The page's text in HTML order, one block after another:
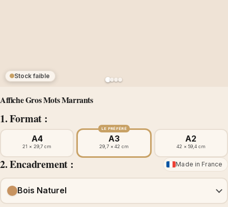
Affiche Gros Mots Marrants
1. Format :
Stock faible
A4
21 × 29,7 cm
LE PRÉFÉRÉ
A3
29,7 × 42 cm
A2
42 × 59,4 cm
2. Encadrement : Made in France
Bois Naturel